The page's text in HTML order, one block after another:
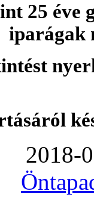
25 éve
iparágak
2018-